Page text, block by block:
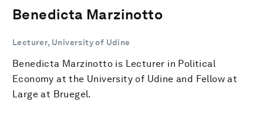
Benedicta Marzinotto
Lecturer, University of Udine
Benedicta Marzinotto is Lecturer in Political
Economy at the University of Udine and Fellow at
Large at Bruegel.